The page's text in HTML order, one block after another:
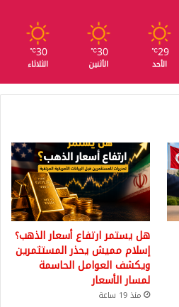
29
℃
الأحد
30
℃
الأثنين
30
℃
الثلاثاء
هل يستمر ارتفاع أسعار الذهب؟
إسلام مميش يحذر المستثمرين
ويكشف العوامل الحاسمة
لمسار الأسعار
منذ 19 ساعة